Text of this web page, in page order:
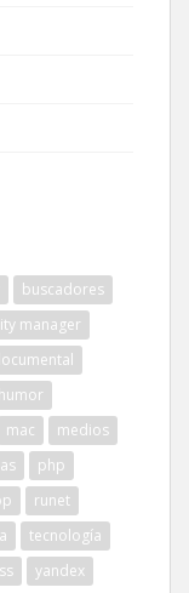
buscadores
manager
humor
mac
medios
php
runet
tecnología
yandex